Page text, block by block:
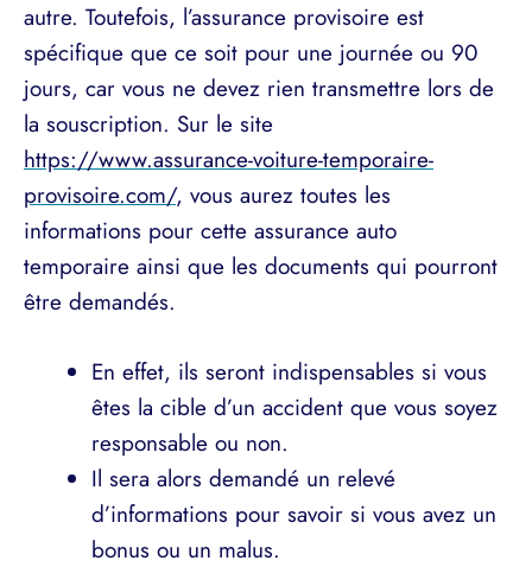
autre. Toutefois, l’assurance provisoire est
spécifique que ce soit pour une journée ou 90
jours, car vous ne devez rien transmettre lors de
la souscription. Sur le site
https://www.assurance-voiture-temporaire-
provisoire.com/, vous aurez toutes les
informations pour cette assurance auto
temporaire ainsi que les documents qui pourront
être demandés.
En effet, ils seront indispensables si vous
êtes la cible d’un accident que vous soyez
responsable ou non.
Il sera alors demandé un relevé
d’informations pour savoir si vous avez un
bonus ou un malus.